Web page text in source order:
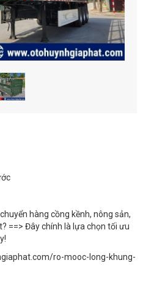
hàng cồng kềnh, nông sản,
==> Đây chính là lựa chọn tối ưu
ro-mooc-long-khung-